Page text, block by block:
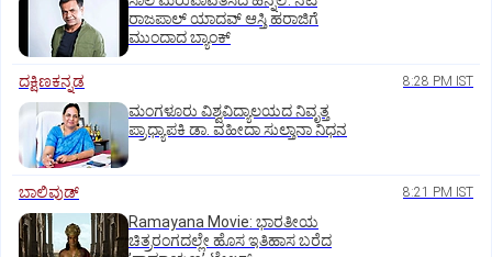
ರಾಜಪಾಲ್ ಯಾದವ್‌ ಆಸ್ತಿ ಹರಾಜಿಗೆ
ಮುಂದಾದ ಬ್ಯಾಂಕ್
ದಕ್ಷಿಣಕನ್ನಡ 8:28 PM IST
ಮಂಗಳೂರು ವಿಶ್ವವಿದ್ಯಾಲಯದ ನಿವೃತ್ತ
ಪ್ರಾಧ್ಯಾಪಕಿ ಡಾ. ವಹೀದಾ ಸುಲ್ತಾನಾ ನಿಧನ
ಬಾಲಿವುಡ್‌ 8:21 PM IST
Ramayana Movie: ಭಾರತೀಯ
ಚಿತ್ರರಂಗದಲ್ಲೇ ಹೊಸ ಇತಿಹಾಸ ಬರೆದ